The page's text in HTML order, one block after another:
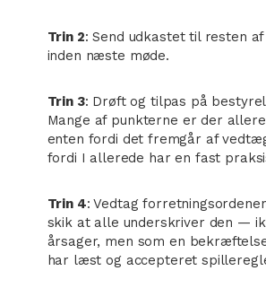
Trin 2: Send udkastet til resten
inden næste møde.
Trin 3: Drøft og tilpas på
Mange af punkterne er der
enten fordi det fremgår af
fordi I allerede har en fast
Trin 4: Vedtag
skik at alle underskriver den —
årsager, men som en
har læst og accepteret